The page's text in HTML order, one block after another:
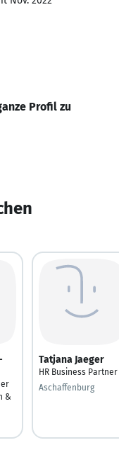
Profil zu
&
Tatjana Jaeger
HR Business Partner
Aschaffenburg